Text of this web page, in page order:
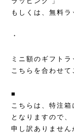
もしくは、無料ラ
・
ミニ額のギフトラ
こちらを合わせて
■
こちらは、特注
となりますので、
申し訳ありません